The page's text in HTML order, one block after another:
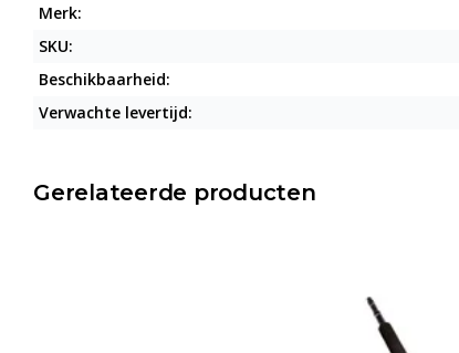
Merk:
SKU:
Beschikbaarheid:
Verwachte levertijd:
Gerelateerde producten